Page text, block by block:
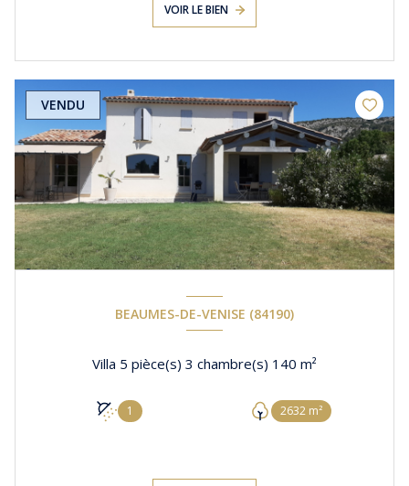
VOIR LE BIEN
VENDU
BEAUMES-DE-VENISE (84190)
Villa 5 pièce(s) 3 chambre(s) 140 m²
1 2632 m²